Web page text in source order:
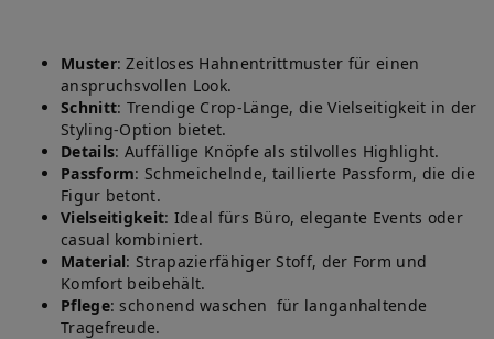
Muster: Zeitloses Hahnentrittmuster für einen
anspruchsvollen Look.
Schnitt: Trendige Crop-Länge, die Vielseitigkeit in der
Styling-Option bietet.
Details: Auffällige Knöpfe als stilvolles Highlight.
Passform: Schmeichelnde, taillierte Passform, die die
Figur betont.
Vielseitigkeit: Ideal fürs Büro, elegante Events oder
casual kombiniert.
Material: Strapazierfähiger Stoff, der Form und
Komfort beibehält.
Pflege: schonend waschen für langanhaltende
Tragefreude.